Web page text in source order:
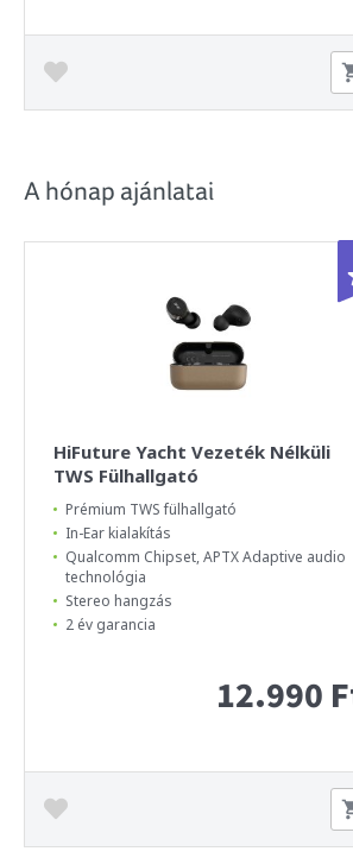
A hónap ajánlatai
HiFuture Yacht Vezeték Nélküli
TWS Fülhallgató
Prémium TWS fülhallgató
In-Ear kialakítás
Qualcomm Chipset, APTX Adaptive audio
technológia
Stereo hangzás
2 év garancia
12.990